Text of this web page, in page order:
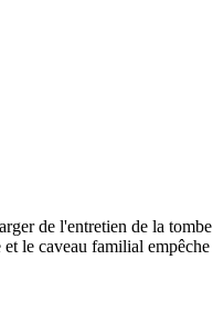
de l'entretien de la
le caveau familial